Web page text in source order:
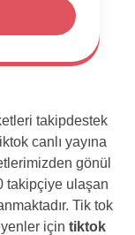
takipdestek
canlı yayına
gönül
takipçiye ulaşan
Tik tok
için tiktok